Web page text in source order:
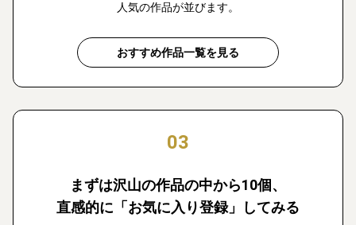
人気の作品が並びます。
おすすめ作品一覧を見る
03
まずは沢山の作品の中から10個、
直感的に「お気に入り登録」してみる